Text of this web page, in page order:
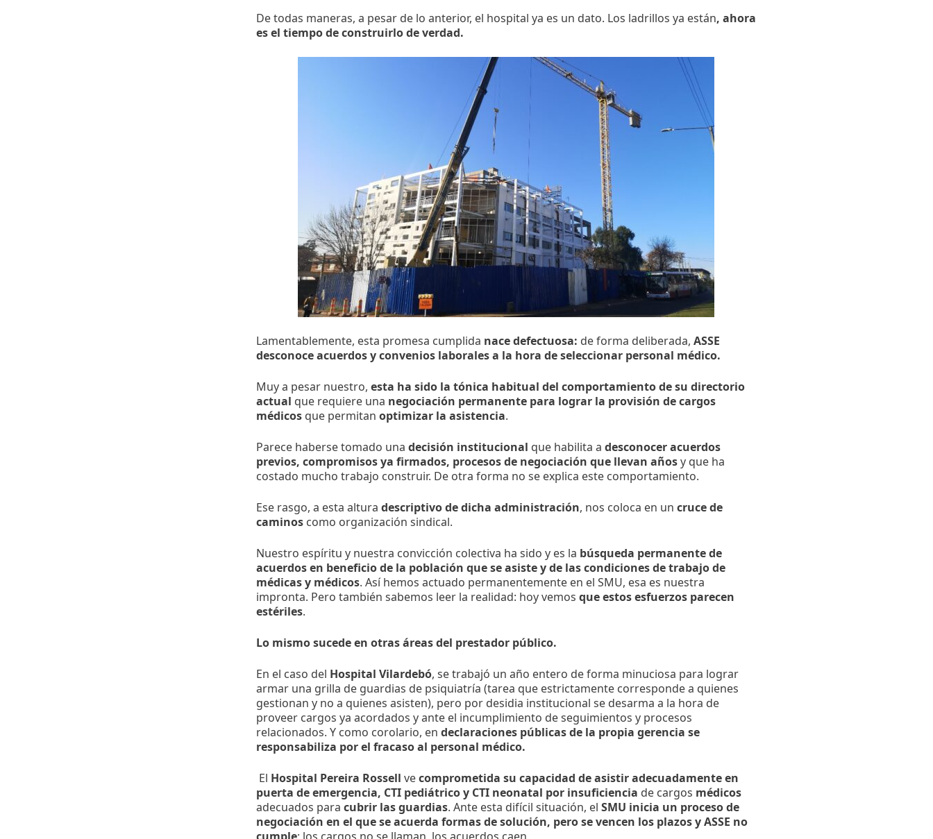
De todas maneras, a pesar de lo anterior, el hospital ya es un dato. Los ladrillos ya están, ahora
es el tiempo de construirlo de verdad.
Lamentablemente, esta promesa cumplida nace defectuosa: de forma deliberada, ASSE
desconoce acuerdos y convenios laborales a la hora de seleccionar personal médico.
Muy a pesar nuestro, esta ha sido la tónica habitual del comportamiento de su directorio
actual que requiere una negociación permanente para lograr la provisión de cargos
médicos que permitan optimizar la asistencia.
Parece haberse tomado una decisión institucional que habilita a desconocer acuerdos
previos, compromisos ya firmados, procesos de negociación que llevan añosy que ha
costado mucho trabajo construir. De otra forma no se explica este comportamiento.
Ese rasgo, a esta altura descriptivo de dicha administración, nos coloca en un cruce de
caminos como organización sindical.
Nuestro espíritu y nuestra convicción colectiva ha sido y es la búsqueda permanente de
acuerdos en beneficio de la población que se asiste y de las condiciones de trabajo de
médicas y médicos. Así hemos actuado permanentemente en el SMU, esa es nuestra
impronta. Pero también sabemos leer la realidad: hoy vemos que estos esfuerzos parecen
estériles.
Lo mismo sucede en otras áreas del prestador público.
En el caso del Hospital Vilardebó, se trabajó un año entero de forma minuciosa para lograr
armar una grilla de guardias de psiquiatría (tarea que estrictamente corresponde a quienes
gestionan y no a quienes asisten), pero por desidia institucional se desarma a la hora de
proveer cargos ya acordados y ante el incumplimiento de seguimientos y procesos
relacionados. Y como corolario, en declaraciones públicas de la propia gerencia se
responsabiliza por el fracaso al personal médico.
El Hospital Pereira Rossell vecomprometida su capacidad de asistir adecuadamente en
puerta de emergencia, CTI pediátrico y CTI neonatal por insuficiencia de cargos médicos
adecuados para cubrir las guardias. Ante esta difícil situación, el SMU inicia un proceso de
negociación en el que se acuerda formas de solución, pero se vencen los plazos y ASSE no